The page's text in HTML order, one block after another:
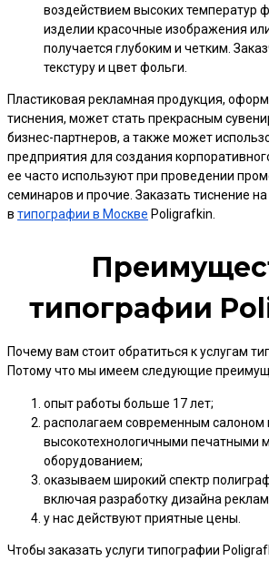
воздействием высоких температур
изделии красочные изображения
получается глубоким и четким.
текстуру и цвет фольги.
Пластиковая рекламная продукция,
тиснения, может стать прекрасным
бизнес-партнеров, а также может
предприятия для создания
ее часто используют при проведении
семинаров и прочие. Заказать тиснение
в типографии в Москве Poligrafkin.
типографии
Почему вам стоит обратиться к услугам
Потому что мы имеем следующие
опыт работы больше 17 лет;
располагаем современным салоном
высокотехнологичными печатными
оборудованием;
оказываем широкий спектр
включая разработку дизайна
у нас действуют приятные цены.
Чтобы заказать услуги типографии